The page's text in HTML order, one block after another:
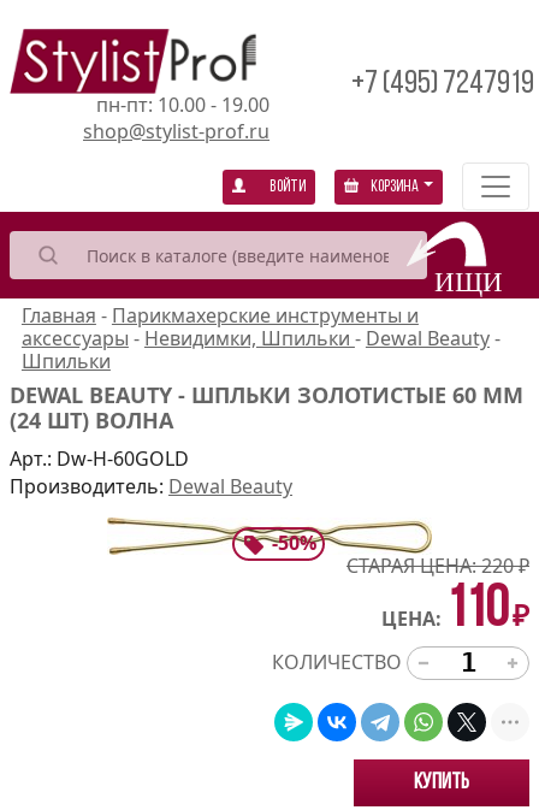
пн-пт: 10.00 - 19.00
shop@stylist-prof.ru
+7 (495) 7247919
Войти Корзина
Главная - Парикмахерские инструменты и
аксессуары - Невидимки, Шпильки - Dewal Beauty-
Шпильки
DEWAL BEAUTY - ШПЛЬКИ ЗОЛОТИСТЫЕ 60 ММ
(24 ШТ) ВОЛНА
Арт.: Dw-H-60GOLD
Производитель: Dewal Beauty
-50%
СТАРАЯ ЦЕНА:220₽
ЦЕНА: 110₽
КОЛИЧЕСТВО
Купить